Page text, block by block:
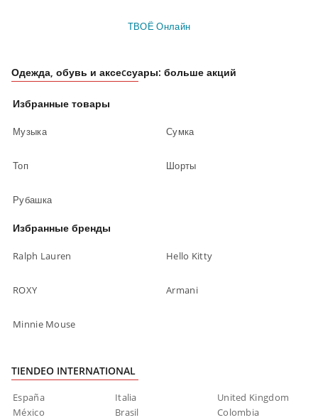
ТВОЁ Онлайн
Одежда, обувь и аксеcсуары: больше акций
Избранные товары
Музыка Сумка
Топ Шорты
Рубашка
Избранные бренды
Ralph Lauren Hello Kitty
ROXY Armani
Minnie Mouse
TIENDEO INTERNATIONAL
España Italia
United Kingdom
México
Brasil
Colombia